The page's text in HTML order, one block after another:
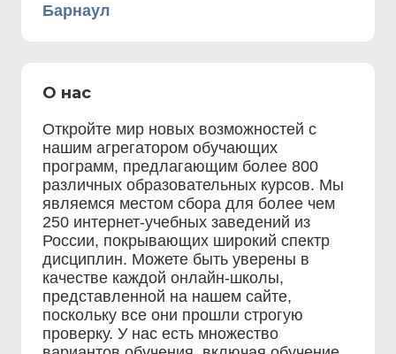
Барнаул
О нас
Откройте мир новых возможностей с
нашим агрегатором обучающих
программ, предлагающим более 800
различных образовательных курсов. Мы
являемся местом сбора для более чем
250 интернет-учебных заведений из
России, покрывающих широкий спектр
дисциплин. Можете быть уверены в
качестве каждой онлайн-школы,
представленной на нашем сайте,
поскольку все они прошли строгую
проверку. У нас есть множество